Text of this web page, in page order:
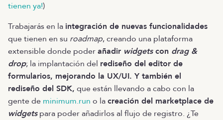
tienen ya!)
Trabajarás en la integración de nuevas funcionalidades
que tienen en su roadmap, creando una plataforma
extensible donde poderañadir widgetscon drag &
drop; la implantación del rediseño del editor de
formularios, mejorando la UX/UI. Y también el
rediseño del SDK, que están llevando a cabo con la
gente de minimum.run o lacreación del marketplace de
widgetspara poder añadirlos al flujo de registro. ¿Te